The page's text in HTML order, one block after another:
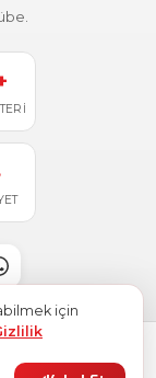
saklıdır.
için